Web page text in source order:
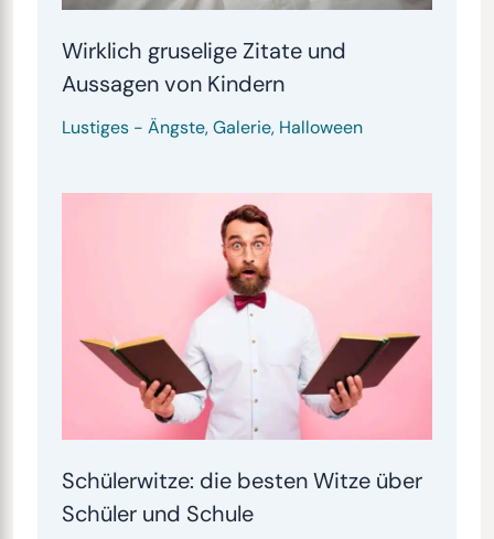
Wirklich gruselige Zitate und
Aussagen von Kindern
Lustiges- Ängste,Galerie, Halloween
Schülerwitze: die besten Witze über
Schüler und Schule